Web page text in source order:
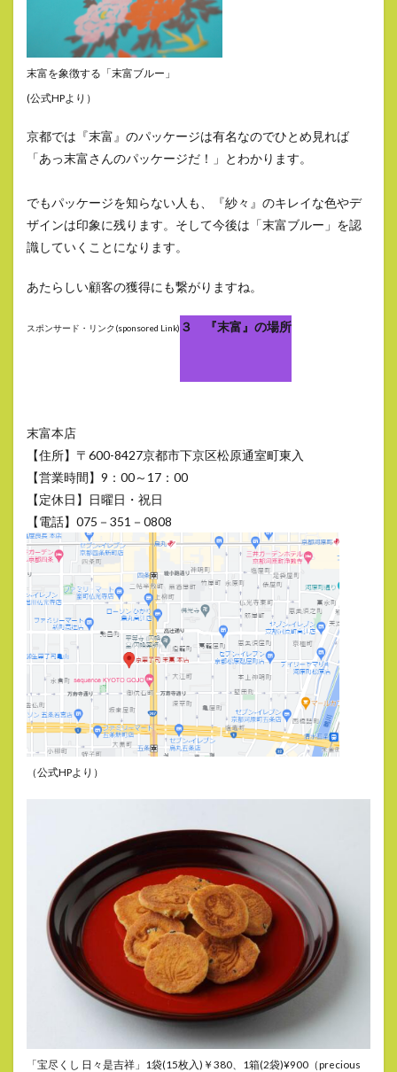
末富を象徴する「末富ブルー」
(公式HPより）
京都では『末富』のパッケージは有名なのでひとめ見れば
「あっ末富さんのパッケージだ！」とわかります。
でもパッケージを知らない人も、『紗々』のキレイな色やデ
ザインは印象に残ります。そして今後は「末富ブルー」を認
識していくことになります。
あたらしい顧客の獲得にも繋がりますね。
スポンサード・リンク(sponsored Link) ３ 『末富』の場所
末富本店
【住所】〒600-8427京都市下京区松原通室町東入
【営業時間】9：00～17：00
【定休日】日曜日・祝日
【電話】075－351－0808
（公式HPより）
「宝尽くし 日々是吉祥」1袋(15枚入)￥380、1箱(2袋)¥900（precious